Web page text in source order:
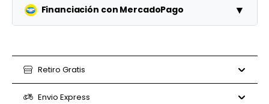
Planes Cuota Total
3 cuotas $125.183 $375.550
6 cuotas $62.592 $375.550
Financiación con MercadoPago ▼
3 cuotas $323.750
6 cuotas $354.830
Retiro Gratis
Envio Express